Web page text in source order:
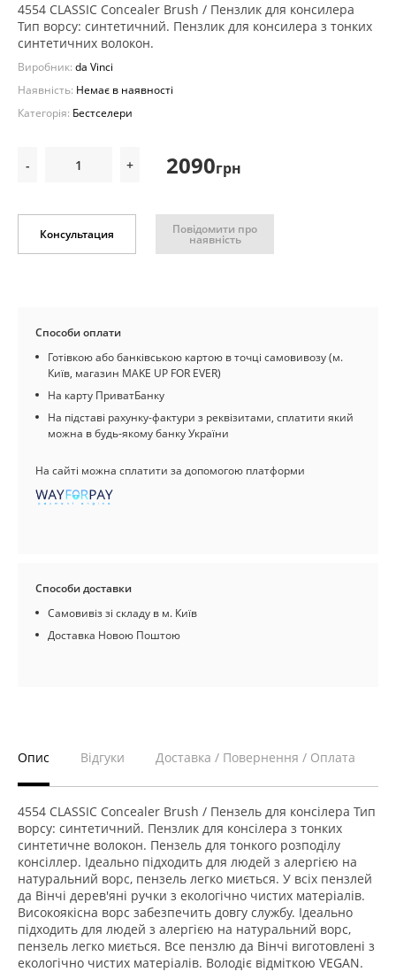
4554 CLASSIC Concealer Brush / Пензлик для консилера
Тип ворсу: синтетичний. Пензлик для консилера з тонких
синтетичних волокон.
Виробник: da Vinci
Наявність: Немає в наявності
Категорія: Бестселери
- + 2090грн
Консультация Повідомити про
наявність
Способи оплати
Готівкою або банківською картою в точці самовивозу (м.
Київ, магазин MAKE UP FOR EVER)
На карту ПриватБанку
На підставі рахунку-фактури з реквізитами, сплатити який
можна в будь-якому банку України
На сайті можна сплатити за допомогою платформи
Способи доставки
Самовивіз зі складу в м. Київ
Доставка Новою Поштою
Опис Відгуки Доставка / Повернення / Оплата
4554 CLASSIC Concealer Brush / Пензель для консілера Тип
ворсу: синтетичний. Пензлик для консілера з тонких
синтетичне волокон. Пензель для тонкого розподілу
консіллер. Ідеально підходить для людей з алергією на
натуральний ворс, пензель легко миється. У всіх пензлей
да Вінчі дерев'яні ручки з екологічно чистих матеріалів.
Високоякісна ворс забезпечить довгу службу. Ідеально
підходить для людей з алергією на натуральний ворс,
пензель легко миється. Все пензлю да Вінчі виготовлені з
екологічно чистих матеріалів. Володіє відміткою VEGAN.